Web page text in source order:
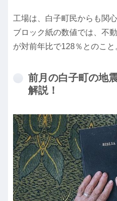
工場は、白子町民からも関
ブロック紙の数値では、不
が対前年比で128％とのこと
前月の白子町の地
解説！